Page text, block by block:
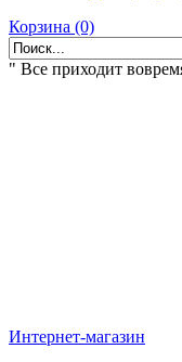
Корзина (0)
" Все приходит
Интернет-магазин